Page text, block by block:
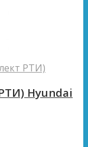
РТИ)
Hyundai